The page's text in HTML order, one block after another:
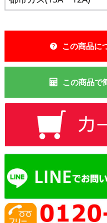
この商品に
この商品で